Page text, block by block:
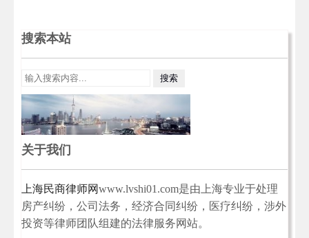
搜索本站
关于我们
上海民商律师网www.lvshi01.com是由上海专业于处理
房产纠纷，公司法务，经济合同纠纷，医疗纠纷，涉外
投资等律师团队组建的法律服务网站。